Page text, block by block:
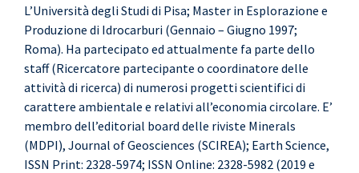
L’Università degli Studi di Pisa; Master in Esplorazione e
Produzione di Idrocarburi (Gennaio – Giugno 1997;
Roma). Ha partecipato ed attualmente fa parte dello
staff (Ricercatore partecipante o coordinatore delle
attività di ricerca) di numerosi progetti scientifici di
carattere ambientale e relativi all’economia circolare. E’
membro dell’editorial board delle riviste Minerals
(MDPI), Journal of Geosciences (SCIREA); Earth Science,
ISSN Print: 2328-5974; ISSN Online: 2328-5982 (2019 e